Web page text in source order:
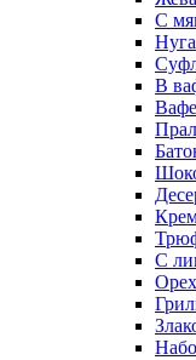
С
Нуга
В
С